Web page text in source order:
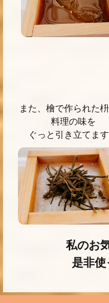
また、檜で作られた
料理の味を
ぐっと引き立てます
私のお
是非使